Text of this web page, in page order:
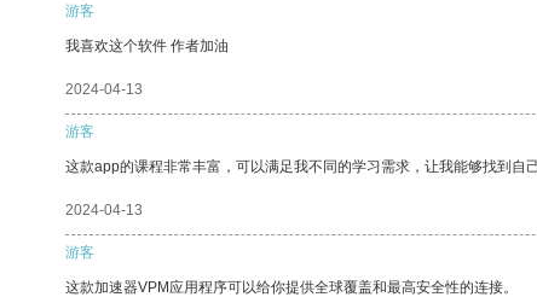
游客
我喜欢这个软件 作者加油
2024-04-13
游客
这款app的课程非常丰富，可以满足我不同的学习需求，让我能够找到自
2024-04-13
游客
这款加速器VPM应用程序可以给你提供全球覆盖和最高安全性的连接。